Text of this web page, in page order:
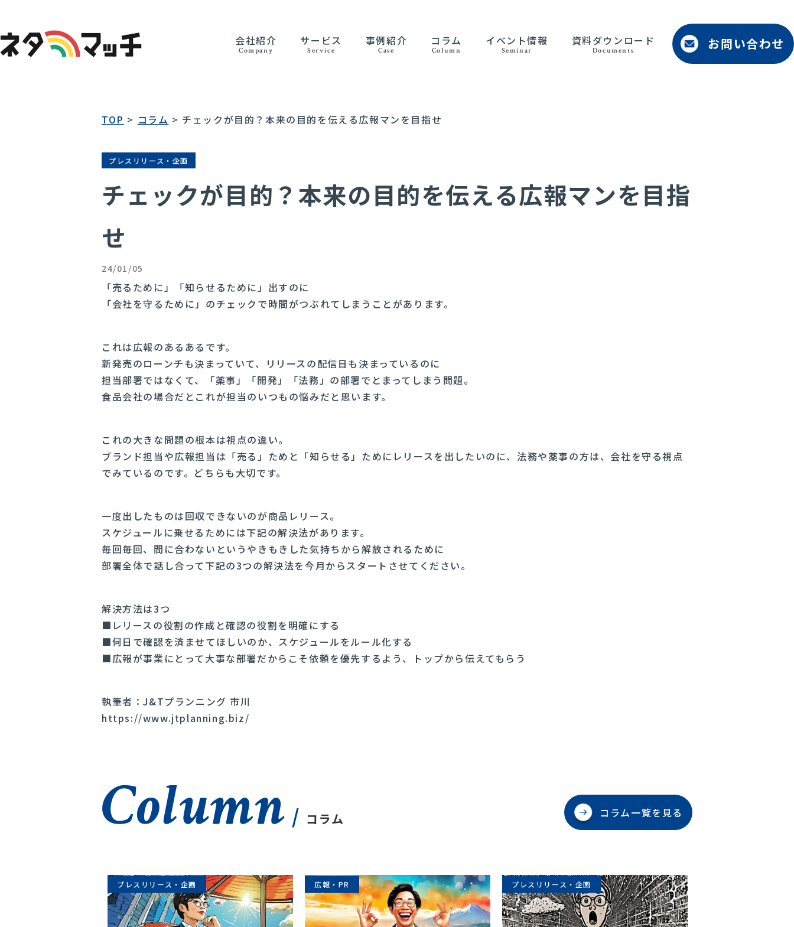
会社紹介
Company
サービス
Service
事例紹介
Case
コラム
Column
イベント情報
Seminar
資料ダウンロード
Documents お問い合わせ
TOP > コラム > チェックが目的？本来の目的を伝える広報マンを目指せ
プレスリリース・企画
チェックが目的？本来の目的を伝える広報マンを目指
せ
24/01/05
「売るために」「知らせるために」出すのに
「会社を守るために」のチェックで時間がつぶれてしまうことがあります。
これは広報のあるあるです。
新発売のローンチも決まっていて、リリースの配信日も決まっているのに
担当部署ではなくて、「薬事」「開発」「法務」の部署でとまってしまう問題。
食品会社の場合だとこれが担当のいつもの悩みだと思います。
これの大きな問題の根本は視点の違い。
ブランド担当や広報担当は「売る」ためと「知らせる」ためにレリースを出したいのに、法務や薬事の方は、会社を守る視点
でみているのです。どちらも大切です。
一度出したものは回収できないのが商品レリース。
スケジュールに乗せるためには下記の解決法があります。
毎回毎回、間に合わないというやきもきした気持ちから解放されるために
部署全体で話し合って下記の3つの解決法を今月からスタートさせてください。
解決方法は3つ
■レリースの役割の作成と確認の役割を明確にする
■何日で確認を済ませてほしいのか、スケジュールをルール化する
■広報が事業にとって大事な部署だからこそ依頼を優先するよう、トップから伝えてもらう
執筆者：J&Tプランニング 市川
https://www.jtplanning.biz/
Column / コラム コラム一覧を見る
プレスリリース・企画 広報・PR プレスリリース・企画